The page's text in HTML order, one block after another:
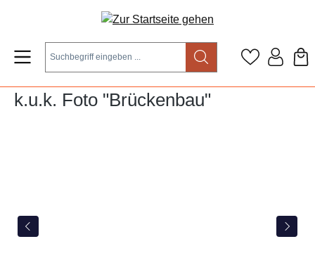
Zum Hauptinhalt springen
k.u.k. Foto "Brückenbau"